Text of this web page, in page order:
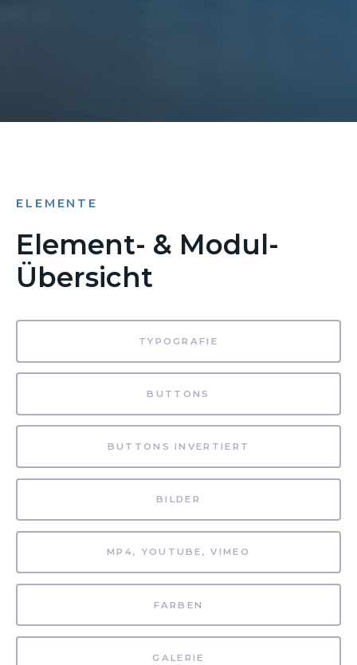
ELEMENTE
Element- & Modul-
Übersicht
TYPOGRAFIE
BUTTONS
BUTTONS INVERTIERT
BILDER
MP4, YOUTUBE, VIMEO
FARBEN
GALERIE